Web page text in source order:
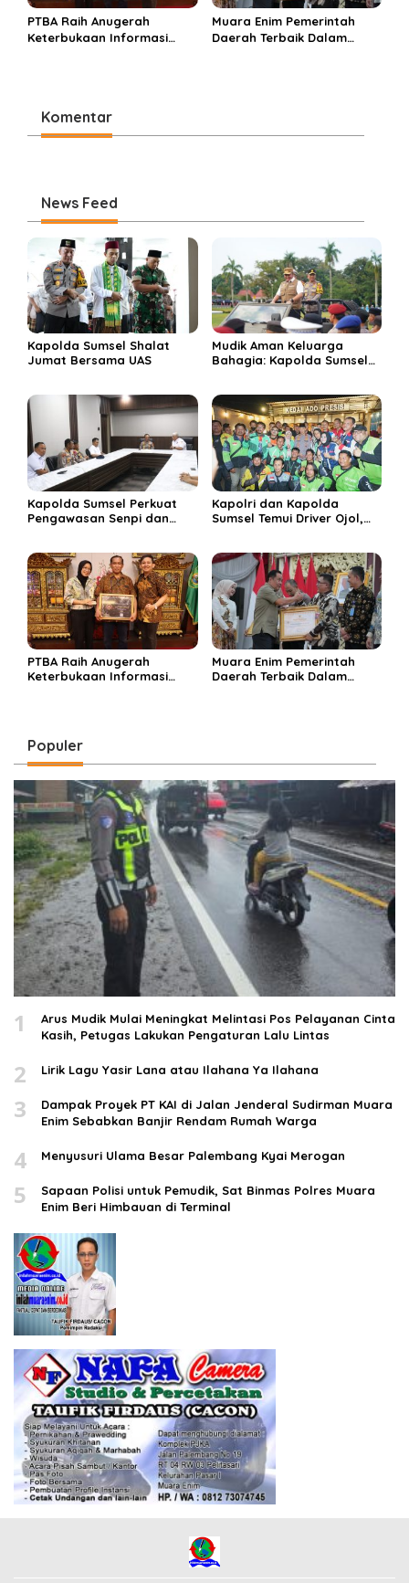
PTBA Raih Anugerah
Keterbukaan Informasi
Muara Enim Pemerintah
Daerah Terbaik Dalam
Komentar
News Feed
Kapolda Sumsel Shalat
Jumat Bersama UAS
Mudik Aman Keluarga
Bahagia: Kapolda Sumsel
Kapolda Sumsel Perkuat
Pengawasan Senpi dan
Kapolri dan Kapolda
Sumsel Temui Driver Ojol,
PTBA Raih Anugerah
Keterbukaan Informasi
Muara Enim Pemerintah
Daerah Terbaik Dalam
Populer
1
Arus Mudik Mulai Meningkat Melintasi Pos Pelayanan Cinta
Kasih, Petugas Lakukan Pengaturan Lalu Lintas
2 Lirik Lagu Yasir Lana atau Ilahana Ya Ilahana
3
Dampak Proyek PT KAI di Jalan Jenderal Sudirman Muara
Enim Sebabkan Banjir Rendam Rumah Warga
4 Menyusuri Ulama Besar Palembang Kyai Merogan
5
Sapaan Polisi untuk Pemudik, Sat Binmas Polres Muara
Enim Beri Himbauan di Terminal